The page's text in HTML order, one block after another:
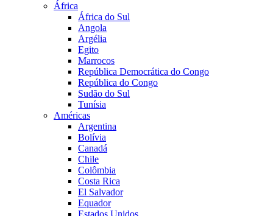
África
África do Sul
Angola
Argélia
Egito
Marrocos
República Democrática do Congo
República do Congo
Sudão do Sul
Tunísia
Américas
Argentina
Bolívia
Canadá
Chile
Colômbia
Costa Rica
El Salvador
Equador